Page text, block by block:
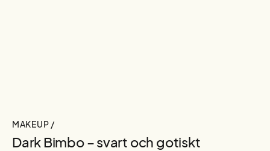
MAKEUP /
Dark Bimbo – svart och gotiskt